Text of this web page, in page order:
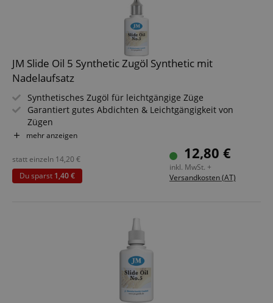
JM Slide Oil 5 Synthetic Zugöl Synthetic mit
Nadelaufsatz
Synthetisches Zugöl für leichtgängige Züge
Garantiert gutes Abdichten & Leichtgängigkeit von
Zügen
Für ausgeschlagene Gelenke
Schützt vor Verschleiß & Korrosion
Mit Nadelöler
Inhalt: 30 ml
mehr anzeigen
12,80 €
inkl. MwSt. +
Versandkosten (AT)
statt einzeln 14,20 €
Du sparst 1,40 €